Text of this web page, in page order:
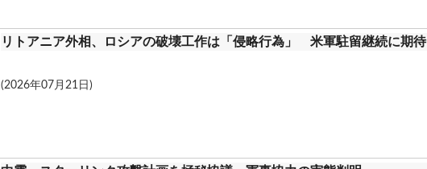
リトアニア外相、ロシアの破壊工作は「侵略行為」 米軍駐留継続に期待
(2026年07月21日)